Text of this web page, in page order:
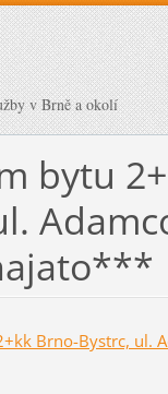
v Brně a okolí
bytu